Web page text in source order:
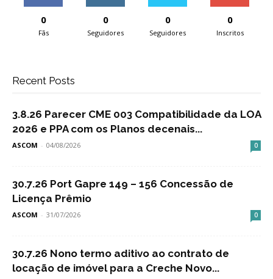
0
Fãs
0
Seguidores
0
Seguidores
0
Inscritos
Recent Posts
3.8.26 Parecer CME 003 Compatibilidade da LOA
2026 e PPA com os Planos decenais...
ASCOM - 04/08/2026 0
30.7.26 Port Gapre 149 – 156 Concessão de
Licença Prêmio
ASCOM - 31/07/2026 0
30.7.26 Nono termo aditivo ao contrato de
locação de imóvel para a Creche Novo...